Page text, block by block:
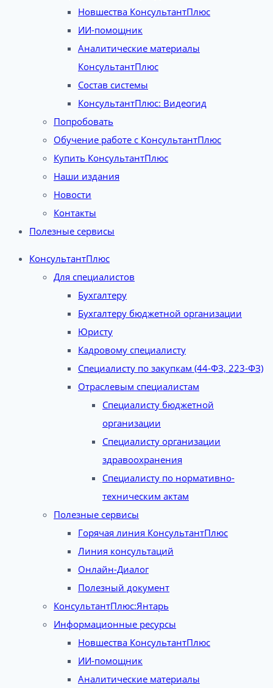
Новшества КонсультантПлюс
ИИ-помощник
Аналитические материалы
КонсультантПлюс
Состав системы
КонсультантПлюс: Видеогид
Попробовать
Обучение работе с КонсультантПлюс
Купить КонсультантПлюс
Наши издания
Новости
Контакты
Полезные сервисы
КонсультантПлюс
Для специалистов
Бухгалтеру
Бухгалтеру бюджетной организации
Юристу
Кадровому специалисту
Специалисту по закупкам (44-ФЗ, 223-ФЗ)
Отраслевым специалистам
Специалисту бюджетной
организации
Специалисту организации
здравоохранения
Специалисту по нормативно-
техническим актам
Полезные сервисы
Горячая линия КонсультантПлюс
Линия консультаций
Онлайн-Диалог
Полезный документ
КонсультантПлюс:Янтарь
Информационные ресурсы
Новшества КонсультантПлюс
ИИ-помощник
Аналитические материалы